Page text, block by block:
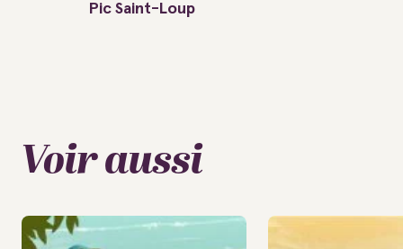
Pic Saint-Loup
Voir aussi